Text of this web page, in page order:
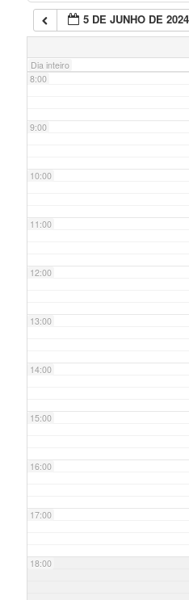
5 DE JUNHO DE 2024
Dia inteiro
7:00
8:00
9:00
10:00
11:00
12:00
13:00
14:00
15:00
16:00
17:00
18:00